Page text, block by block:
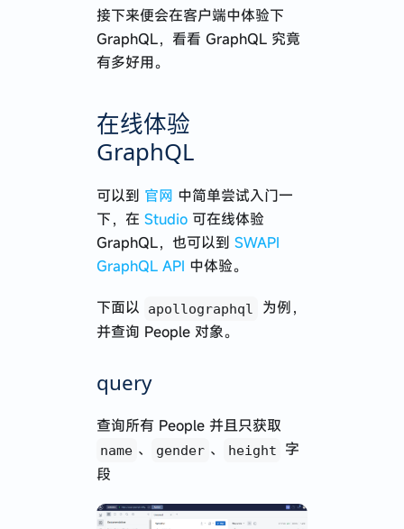
接下来便会在客户端中体验下
GraphQL，看看 GraphQL 究竟
有多好用。
在线体验
GraphQL
可以到 官网 中简单尝试入门一
下，在 Studio可在线体验
GraphQL，也可以到 SWAPI
GraphQL API 中体验。
下面以 apollographql
为例，
并查询 People 对象。
query
查询所有 People 并且只获取
name 、 gender 、 height
字
段